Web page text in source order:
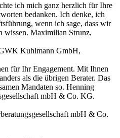
ich mich ganz herzlich für Ihre
bedanken. Ich denke, ich
wenn ich sage, dass wir
wissen. Maximilian Strunz,
Kuhlmann GmbH,
für Ihr Engagement. Mit Ihnen
als die übrigen Berater. Das
Mandaten so. Henning
mbH & Co. KG.
mbH & Co.